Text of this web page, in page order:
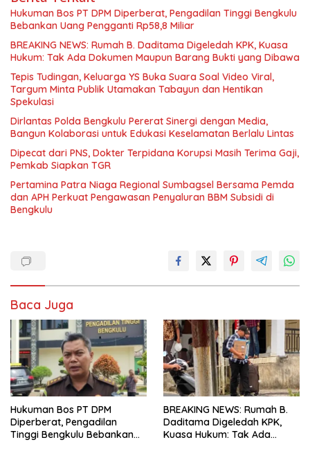
Hukuman Bos PT DPM Diperberat, Pengadilan Tinggi Bengkulu
Bebankan Uang Pengganti Rp58,8 Miliar
BREAKING NEWS: Rumah B. Daditama Digeledah KPK, Kuasa
Hukum: Tak Ada Dokumen Maupun Barang Bukti yang Dibawa
Tepis Tudingan, Keluarga YS Buka Suara Soal Video Viral,
Targum Minta Publik Utamakan Tabayun dan Hentikan
Spekulasi
Dirlantas Polda Bengkulu Pererat Sinergi dengan Media,
Bangun Kolaborasi untuk Edukasi Keselamatan Berlalu Lintas
Dipecat dari PNS, Dokter Terpidana Korupsi Masih Terima Gaji,
Pemkab Siapkan TGR
Pertamina Patra Niaga Regional Sumbagsel Bersama Pemda
dan APH Perkuat Pengawasan Penyaluran BBM Subsidi di
Bengkulu
Baca Juga
Hukuman Bos PT DPM
Diperberat, Pengadilan
Tinggi Bengkulu Bebankan
BREAKING NEWS: Rumah B.
Daditama Digeledah KPK,
Kuasa Hukum: Tak Ada